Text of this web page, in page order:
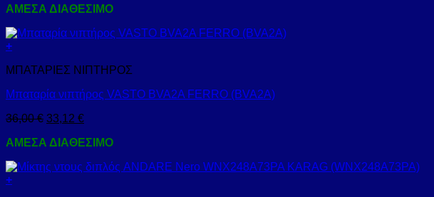
ΑΜΕΣΑ ΔΙΑΘΕΣΙΜΟ
+
ΜΠΑΤΑΡΙΕΣ ΝΙΠΤΗΡΟΣ
Μπαταρία νιπτήρος VASTO BVA2A FERRO (BVA2A)
36,00€ 33,12 €
ΑΜΕΣΑ ΔΙΑΘΕΣΙΜΟ
+